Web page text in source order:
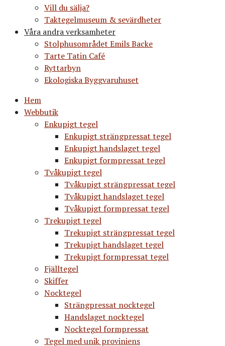
Vill du sälja?
Taktegelmuseum & sevärdheter
Våra andra verksamheter
Stolphusområdet Emils Backe
Tarte Tatin Café
Ryttarbyn
Ekologiska Byggvaruhuset
Hem
Webbutik
Enkupigt tegel
Enkupigt strängpressat tegel
Enkupigt handslaget tegel
Enkupigt formpressat tegel
Tvåkupigt tegel
Tvåkupigt strängpressat tegel
Tvåkupigt handslaget tegel
Tvåkupigt formpressat tegel
Trekupigt tegel
Trekupigt strängpressat tegel
Trekupigt handslaget tegel
Trekupigt formpressat tegel
Fjälltegel
Skiffer
Nocktegel
Strängpressat nocktegel
Handslaget nocktegel
Nocktegel formpressat
Tegel med unik proviniens